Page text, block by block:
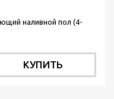
наливной пол (4-
КУПИТЬ